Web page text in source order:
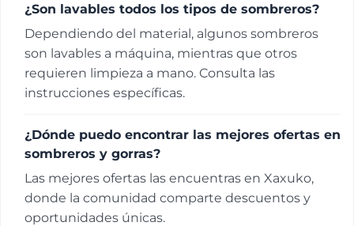
¿Son lavables todos los tipos de sombreros?
Dependiendo del material, algunos sombreros
son lavables a máquina, mientras que otros
requieren limpieza a mano. Consulta las
instrucciones específicas.
¿Dónde puedo encontrar las mejores ofertas en
sombreros y gorras?
Las mejores ofertas las encuentras en Xaxuko,
donde la comunidad comparte descuentos y
oportunidades únicas.